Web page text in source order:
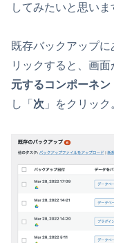
してみたいと思いま
既存バックアップに
リックすると、画
元するコンポーネン
し「 次 」をクリック